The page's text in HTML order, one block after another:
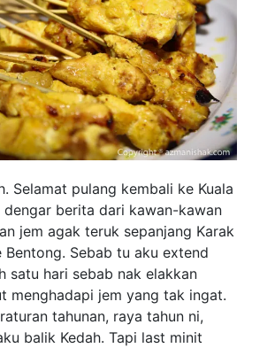
Selamat pulang kembali ke Kuala
dengar berita dari kawan-kawan
jem agak teruk sepanjang Karak
Bentong. Sebab tu aku extend
satu hari sebab nak elakkan
menghadapi jem yang tak ingat.
tahunan, raya tahun ni,
balik Kedah. Tapi last minit